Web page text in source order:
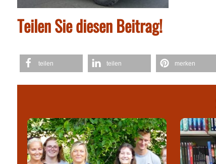
Teilen Sie diesen Beitrag!
teilen teilen merken